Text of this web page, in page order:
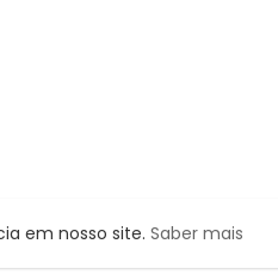
em nosso site. Saber mais